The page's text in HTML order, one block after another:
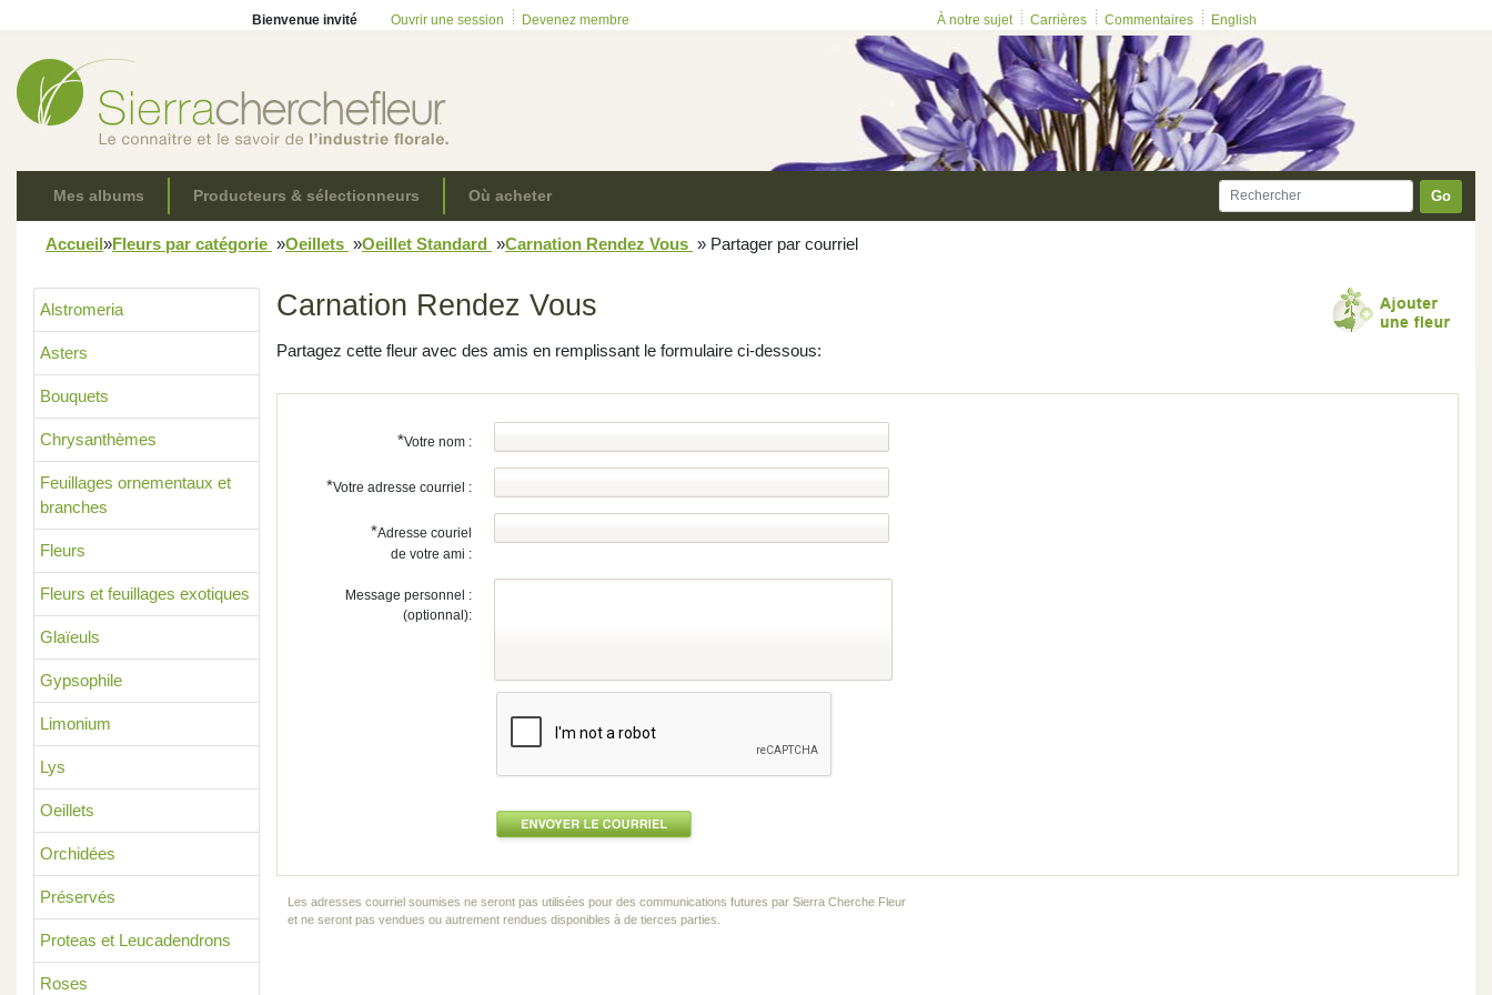
Bienvenue invité Ouvrir une session Devenez membre À notre sujet Carrières Commentaires English
Mes albums Producteurs & sélectionneurs Où acheter Go
Accueil»Fleurs par catégorie »Oeillets »Oeillet Standard »Carnation Rendez Vous » Partager par courriel
Alstromeria
Asters
Bouquets
Chrysanthèmes
Feuillages ornementaux et
branches
Fleurs
Fleurs et feuillages exotiques
Glaïeuls
Gypsophile
Limonium
Lys
Oeillets
Orchidées
Préservés
Proteas et Leucadendrons
Roses
Carnation Rendez Vous
Partagez cette fleur avec des amis en remplissant le formulaire ci-dessous:
*Votre nom :
*Votre adresse courriel :
*Adresse couriel
de votre ami :
Message personnel :
(optionnal):
Les adresses courriel soumises ne seront pas utilisées pour des communications futures par Sierra Cherche Fleur
et ne seront pas vendues ou autrement rendues disponibles à de tierces parties.